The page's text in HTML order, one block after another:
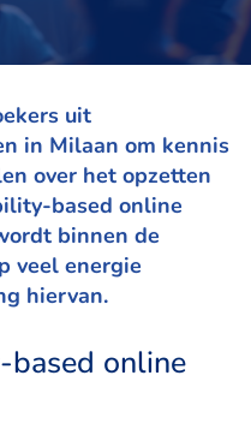
uit
in Milaan om kennis
over het opzetten
based online
binnen de
veel energie
hiervan.
online